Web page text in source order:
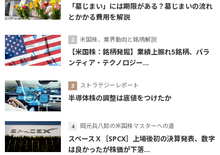
「墓じまい」には期限がある？墓じまいの流れ
とかかる費用を解説
米国株、業界動向と銘柄解説
【米国株：銘柄発掘】業績上振れ5銘柄、パラ
ンティア・テクノロジー...
ストラテジーレポート
半導体株の調整は底値をつけたか
岡元兵八郎の米国株マスターへの道
スペースＸ［SPCX］上場後初の決算発表、数字
は良かったが株価が下落...